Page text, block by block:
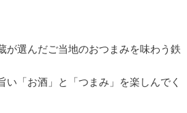
選んだご当地のおつまみを味わう鉄
「お酒」と「つまみ」を楽しんでく